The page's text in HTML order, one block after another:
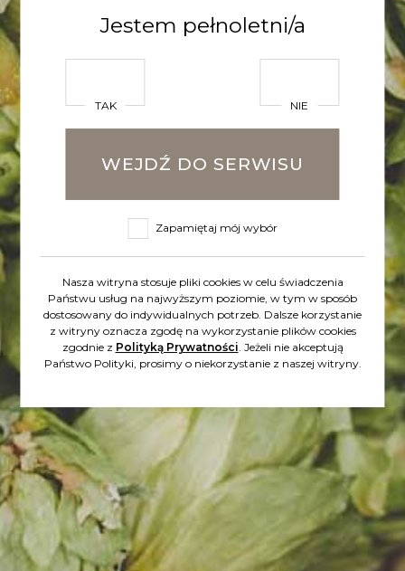
Zobacz inne
wpisy
24.10.2022
Wartość sprzedanych akcji
przekroczyła milion złotych
Jestem pełnoletni/a
TAK NIE
WEJDŹ DO SERWISU
Zapamiętaj mój wybór
Nasza witryna stosuje pliki cookies w celu świadczenia
Państwu usług na najwyższym poziomie, w tym w sposób
dostosowany do indywidualnych potrzeb. Dalsze korzystanie
z witryny oznacza zgodę na wykorzystanie plików cookies
zgodnie z Polityką Prywatności . Jeżeli nie akceptują
Państwo Polityki, prosimy o niekorzystanie z naszej witryny.